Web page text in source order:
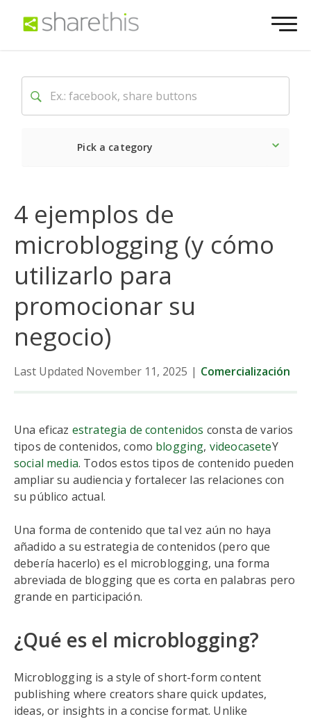
Pick a category
4 ejemplos de
microblogging (y cómo
utilizarlo para
promocionar su
negocio)
Last Updated November 11, 2025 | Comercialización
Una eficaz estrategia de contenidos consta de varios
tipos de contenidos, como blogging, videocaseteY
social media. Todos estos tipos de contenido pueden
ampliar su audiencia y fortalecer las relaciones con
su público actual.
Una forma de contenido que tal vez aún no haya
añadido a su estrategia de contenidos (pero que
debería hacerlo) es el microblogging, una forma
abreviada de blogging que es corta en palabras pero
grande en participación.
¿Qué es el microblogging?
Microblogging is a style of short-form content
publishing where creators share quick updates,
ideas, or insights in a concise format. Unlike